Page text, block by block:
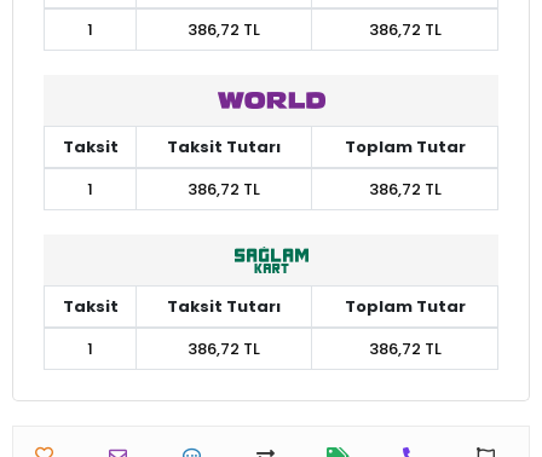
1
386,72 TL 386,72 TL
Taksit Taksit Tutarı
Toplam Tutar
1
386,72 TL 386,72 TL
Taksit Taksit Tutarı
Toplam Tutar
1
386,72 TL 386,72 TL